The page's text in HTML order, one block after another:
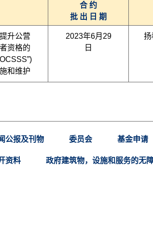
合 约
批 出 日 期
升公营
资格的
和维护
2023年6月29
日
扬
公报及刊物 委员会 基金申请
资料 政府建筑物，设施和服务的无